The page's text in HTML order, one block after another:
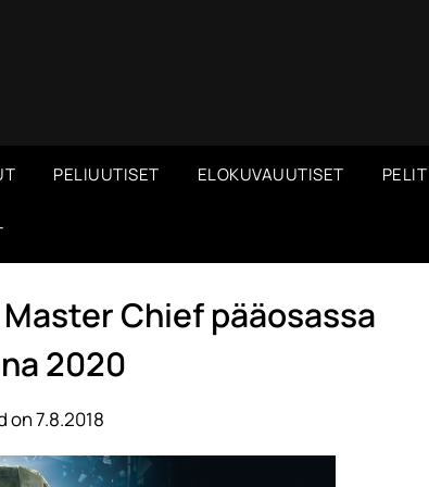
PELIUUTISET ELOKUVAUUTISET PELIT
Chief pääosassa
2020
on 7.8.2018